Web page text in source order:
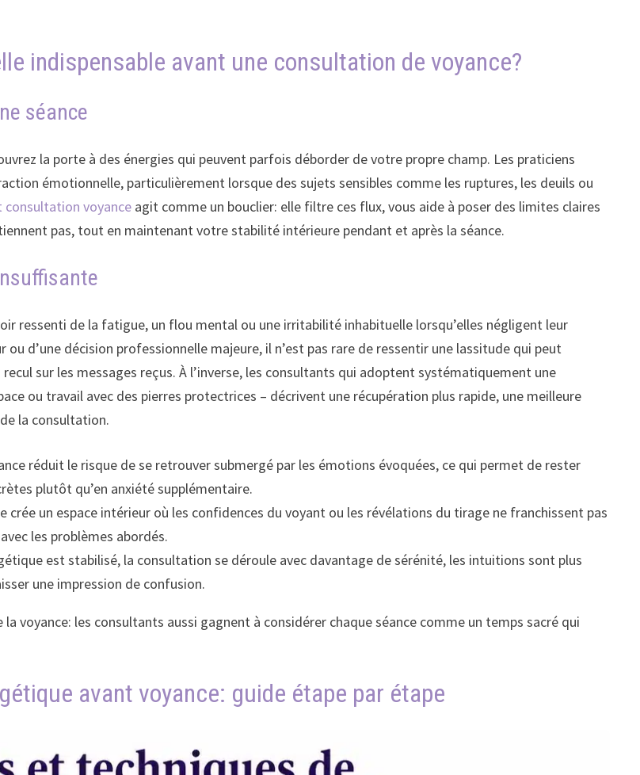
indispensable avant une consultation de voyance?
séance
la porte à des énergies qui peuvent parfois déborder de votre propre champ. Les praticiens
émotionnelle, particulièrement lorsque des sujets sensibles comme les ruptures, les deuils ou
voyance agit comme un bouclier: elle filtre ces flux, vous aide à poser des limites claires
pas, tout en maintenant votre stabilité intérieure pendant et après la séance.
ressenti de la fatigue, un flou mental ou une irritabilité inhabituelle lorsqu’elles négligent leur
d’une décision professionnelle majeure, il n’est pas rare de ressentir une lassitude qui peut
sur les messages reçus. À l’inverse, les consultants qui adoptent systématiquement une
ou travail avec des pierres protectrices – décrivent une récupération plus rapide, une meilleure
la consultation.
réduit le risque de se retrouver submergé par les émotions évoquées, ce qui permet de rester
plutôt qu’en anxiété supplémentaire.
crée un espace intérieur où les confidences du voyant ou les révélations du tirage ne franchissent pas
les problèmes abordés.
est stabilisé, la consultation se déroule avec davantage de sérénité, les intuitions sont plus
une impression de confusion.
voyance: les consultants aussi gagnent à considérer chaque séance comme un temps sacré qui
avant voyance: guide étape par étape